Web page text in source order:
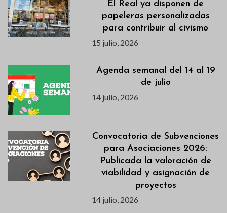
El Real ya disponen de
papeleras personalizadas
para contribuir al civismo
15 julio, 2026
Agenda semanal del 14 al 19
de julio
14 julio, 2026
Convocatoria de Subvenciones
para Asociaciones 2026:
Publicada la valoración de
viabilidad y asignación de
proyectos
14 julio, 2026